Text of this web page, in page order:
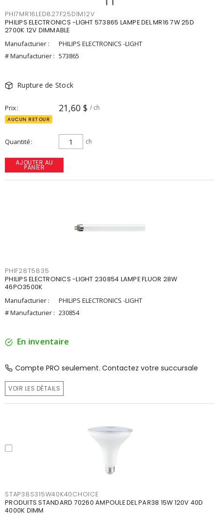
PHI7MR16LED827F25DIM12V
PHILIPS ELECTRONICS -LIGHT 573865 LAMPE DEL MR16 7W 25D
2700K 12V DIMMABLE
Manufacturier :
PHILIPS ELECTRONICS -LIGHT
# Manufacturier : 573865
Rupture de Stock
Prix 21,60 $ / ch
AUCUN RETOUR
Quantité ch
AJOUTER AU
PANIER
PHIF28T5835
PHILIPS ELECTRONICS -LIGHT 230854 LAMPE FLUOR 28W
46PO3500K
Manufacturier :
PHILIPS ELECTRONICS -LIGHT
# Manufacturier : 230854
En inventaire
Compte PRO seulement. Contactez votre succursale
VOIR LES DÉTAILS
STAP38S315W40K40CHOICE
PRODUITS STANDARD 70260 AMPOULE DEL PAR38 15W 120V 40D
4000K DIMM